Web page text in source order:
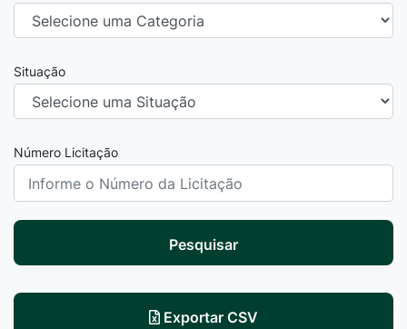
Situação
Número Licitação
Pesquisar
Exportar CSV